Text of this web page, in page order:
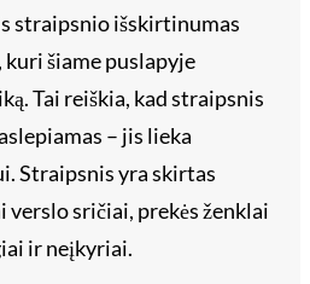
straipsnio išskirtinumas
šiame puslapyje
Tai reiškia, kad straipsnis
– jis lieka
Straipsnis yra skirtas
sričiai, prekės ženklai
ir neįkyriai.